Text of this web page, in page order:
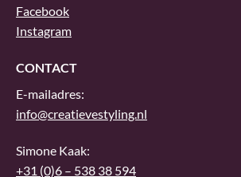
Facebook
Instagram
CONTACT
E-mailadres:
info@creatievestyling.nl
Simone Kaak:
+31 (0)6 – 538 38 594